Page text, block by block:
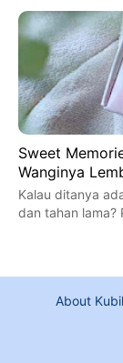
Sweet
Wanginya
Kalau ditanya
dan tahan lama?
About